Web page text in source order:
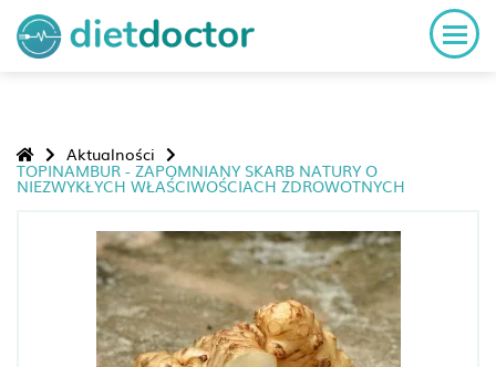
Aktualności
TOPINAMBUR - ZAPOMNIANY SKARB NATURY O
NIEZWYKŁYCH WŁAŚCIWOŚCIACH ZDROWOTNYCH